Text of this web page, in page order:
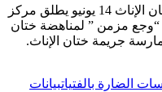
بالتزامن مع اليوم الوطني لمناهضة ختان الإناث 14 يونيو يطلق مركز
“وجع مزمن ” لمناهضة ختان
جريمة ختان الإناث.
الضارة بالفتياتبيانات